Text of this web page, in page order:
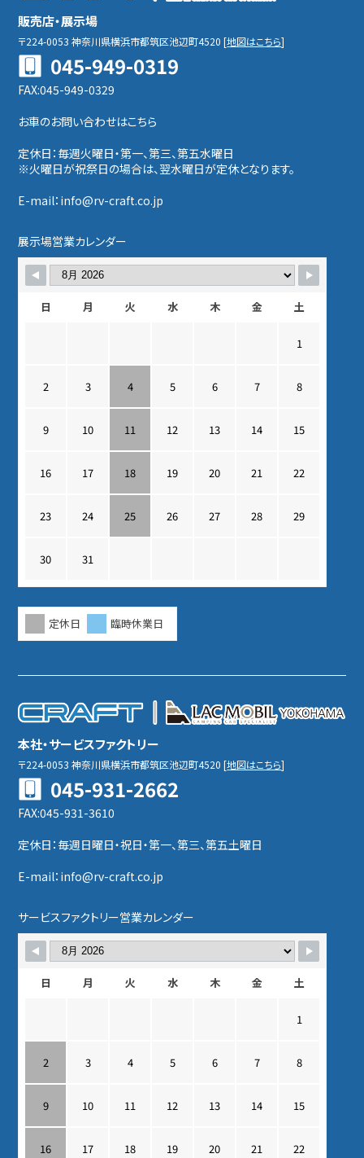
販売店・展示場
〒224-0053神奈川県横浜市都筑区池辺町4520[地図はこちら]
045-949-0319
FAX:045-949-0329
お車のお問い合わせはこちら
定休日：毎週火曜日・第一、第三、第五水曜日
※火曜日が祝祭日の場合は、翌水曜日が定休となります。
E-mail：info@rv-craft.co.jp
展示場営業カレンダー
日 月 火 水 木 金 土
1
2 3 4 5 6 7 8
9 10 11 12 13 14 15
16 17 18 19 20 21 22
23 24 25 26 27 28 29
30 31
定休日 臨時休業日
本社・サービスファクトリー
〒224-0053神奈川県横浜市都筑区池辺町4520[地図はこちら]
045-931-2662
FAX:045-931-3610
定休日：毎週日曜日・祝日・第一、第三、第五土曜日
E-mail：info@rv-craft.co.jp
サービスファクトリー営業カレンダー
日 月 火 水 木 金 土
1
2 3 4 5 6 7 8
9 10 11 12 13 14 15
16 17 18 19 20 21 22